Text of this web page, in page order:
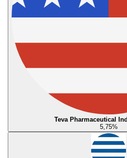
Teva Pharmaceutical
5,75%